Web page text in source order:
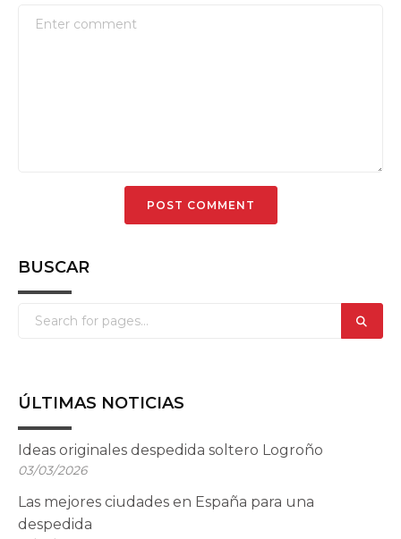
BUSCAR
ÚLTIMAS NOTICIAS
Ideas originales despedida soltero Logroño
03/03/2026
Las mejores ciudades en España para una
despedida